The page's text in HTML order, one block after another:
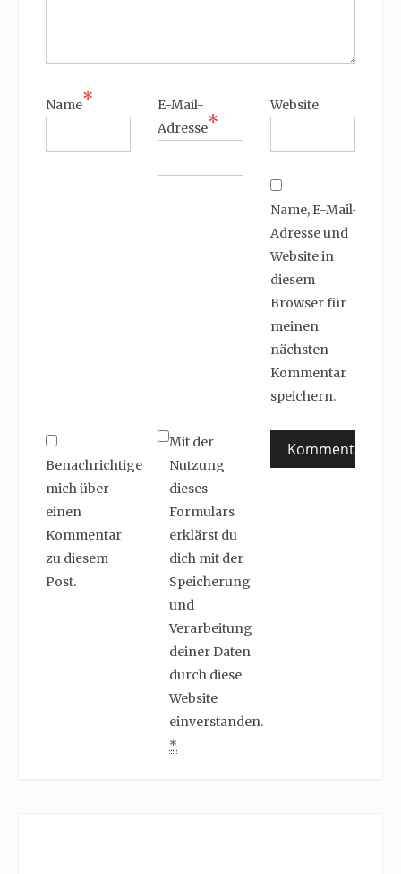
Name*
E-Mail-
Adresse*
Website
Name, E-Mail-
Adresse und
Website in
diesem
Browser für
meinen
nächsten
Kommentar
speichern.
Benachrichtige
mich über
einen
Kommentar
zu diesem
Post.
Mit der
Nutzung
dieses
Formulars
erklärst du
dich mit der
Speicherung
und
Verarbeitung
deiner Daten
durch diese
Website
einverstanden.
*